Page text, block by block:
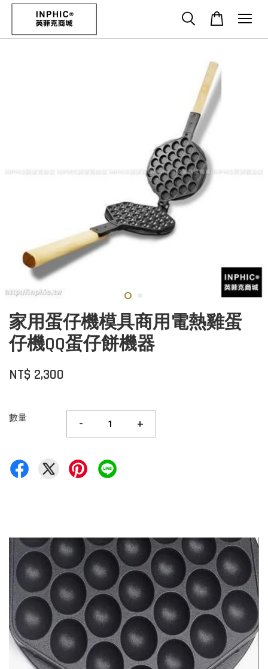
家用蛋仔機模具商用電熱雞蛋
仔機QQ蛋仔餅機器
NT$ 2,300
數量 - +